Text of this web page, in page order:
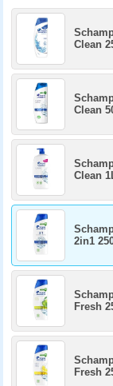
Clean
Clean
Clean
2in1
Fresh
Fresh